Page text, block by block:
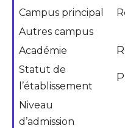
Campus principal
Autres campus
Académie
Statut de
l’établissement
Niveau
d’admission